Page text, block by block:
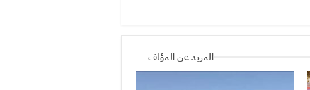
المزيد عن المؤلف